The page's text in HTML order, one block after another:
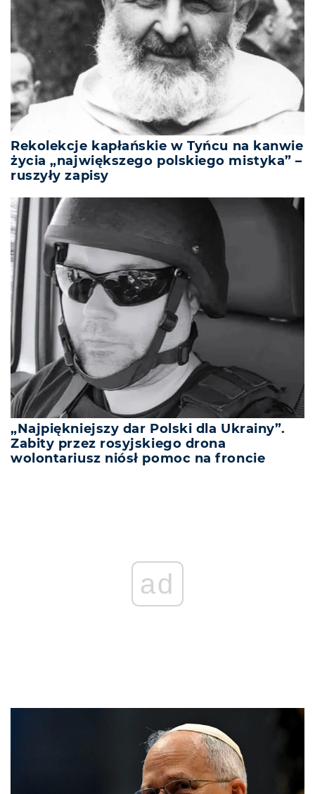
Rekolekcje kapłańskie w Tyńcu na kanwie
życia „największego polskiego mistyka” –
ruszyły zapisy
„Najpiękniejszy dar Polski dla Ukrainy”.
Zabity przez rosyjskiego drona
wolontariusz niósł pomoc na froncie
ad